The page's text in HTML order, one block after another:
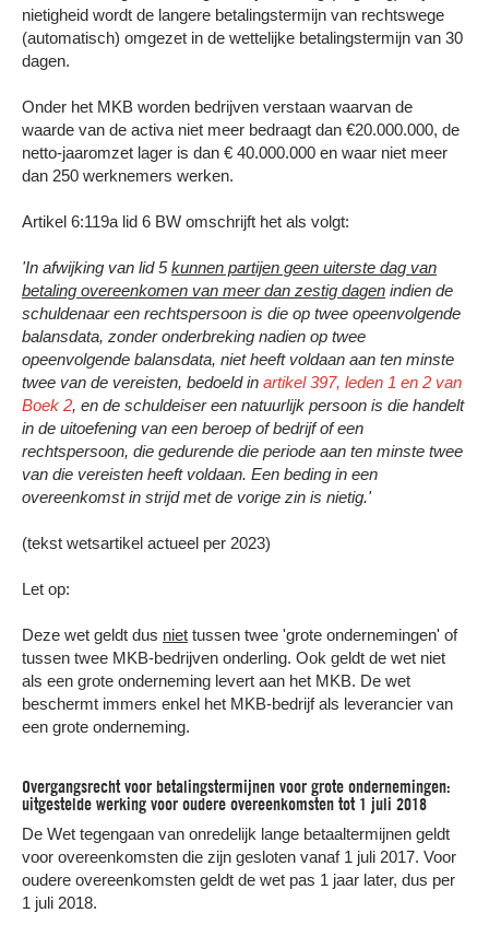
nietigheid wordt de langere betalingstermijn van rechtswege
(automatisch) omgezet in de wettelijke betalingstermijn van 30
dagen.
Onder het MKB worden bedrijven verstaan waarvan de
waarde van de activa niet meer bedraagt dan €20.000.000, de
netto-jaaromzet lager is dan € 40.000.000 en waar niet meer
dan 250 werknemers werken.
Artikel 6:119a lid 6 BW omschrijft het als volgt:
'In afwijking van lid 5kunnen partijen geen uiterste dag van
betaling overeenkomen van meer dan zestig dagen indien de
schuldenaar een rechtspersoon is die op twee opeenvolgende
balansdata, zonder onderbreking nadien op twee
opeenvolgende balansdata, niet heeft voldaan aan ten minste
twee van de vereisten, bedoeld in artikel 397, leden 1 en 2 van
Boek 2, en de schuldeiser een natuurlijk persoon is die handelt
in de uitoefening van een beroep of bedrijf of een
rechtspersoon, die gedurende die periode aan ten minste twee
van die vereisten heeft voldaan. Een beding in een
overeenkomst in strijd met de vorige zin is nietig.'
(tekst wetsartikel actueel per 2023)
Let op:
Deze wet geldt dus niet tussen twee 'grote ondernemingen' of
tussen twee MKB-bedrijven onderling. Ook geldt de wet niet
als een grote onderneming levert aan het MKB. De wet
beschermt immers enkel het MKB-bedrijf als leverancier van
een grote onderneming.
Overgangsrecht voor betalingstermijnen voor grote ondernemingen:
uitgestelde werking voor oudere overeenkomsten tot 1 juli 2018
De Wet tegengaan van onredelijk lange betaaltermijnen geldt
voor overeenkomsten die zijn gesloten vanaf 1 juli 2017. Voor
oudere overeenkomsten geldt de wet pas 1 jaar later, dus per
1 juli 2018.